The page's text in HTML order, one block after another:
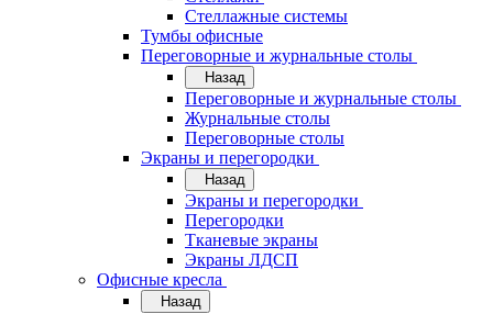
Стеллажные системы
Тумбы офисные
Переговорные и журнальные столы
Назад
Переговорные и журнальные столы
Журнальные столы
Переговорные столы
Экраны и перегородки
Назад
Экраны и перегородки
Перегородки
Тканевые экраны
Экраны ЛДСП
Офисные кресла
Назад